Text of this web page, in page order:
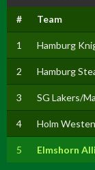
# Team
1 Hamburg
2 Hamburg
3 SG Lakers/
4 Holm
5 Elmshorn